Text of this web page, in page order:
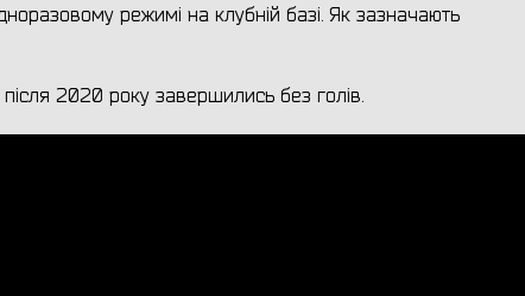
режимі на клубній базі. Як зазначають
після 2020 року завершились без голів.